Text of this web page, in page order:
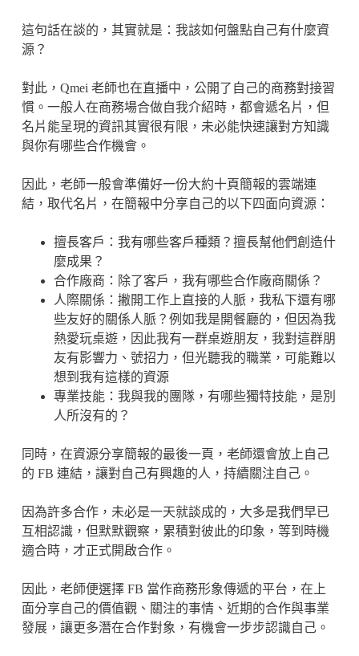
這句話在談的，其實就是：我該如何盤點自己有什麼資
源？
對此，Qmei 老師也在直播中，公開了自己的商務對接習
慣。一般人在商務場合做自我介紹時，都會遞名片，但
名片能呈現的資訊其實很有限，未必能快速讓對方知識
與你有哪些合作機會。
因此，老師一般會準備好一份大約十頁簡報的雲端連
結，取代名片，在簡報中分享自己的以下四面向資源：
擅長客戶：我有哪些客戶種類？擅長幫他們創造什
麼成果？
合作廠商：除了客戶，我有哪些合作廠商關係？
人際關係：撇開工作上直接的人脈，我私下還有哪
些友好的關係人脈？例如我是開餐廳的，但因為我
熱愛玩桌遊，因此我有一群桌遊朋友，我對這群朋
友有影響力、號招力，但光聽我的職業，可能難以
想到我有這樣的資源
專業技能：我與我的團隊，有哪些獨特技能，是別
人所沒有的？
同時，在資源分享簡報的最後一頁，老師還會放上自己
的 FB 連結，讓對自己有興趣的人，持續關注自己。
因為許多合作，未必是一天就談成的，大多是我們早已
互相認識，但默默觀察，累積對彼此的印象，等到時機
適合時，才正式開啟合作。
因此，老師便選擇 FB 當作商務形象傳遞的平台，在上
面分享自己的價值觀、關注的事情、近期的合作與事業
發展，讓更多潛在合作對象，有機會一步步認識自己。